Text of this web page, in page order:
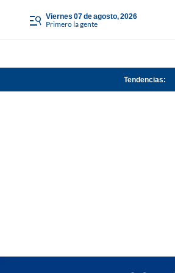
viernes 07 de agosto, 2026
Primero la gente
Tendencias: